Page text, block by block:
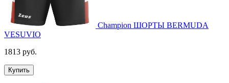
Champion ШОРТЫ BERMUDA
VESUVIO
1813 руб.
Купить